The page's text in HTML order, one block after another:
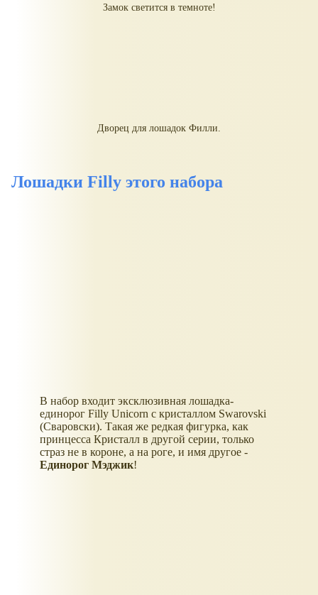
Замок светится в темноте!
Дворец для лошадок Филли.
Лошадки Filly этого набора
В набор входит эксклюзивная лошадка-
единорог Filly Unicorn с кристаллом Swarovski
(Сваровски). Такая же редкая фигурка, как
принцесса Кристалл в другой серии, только
страз не в короне, а на роге, и имя другое -
Единорог Мэджик!